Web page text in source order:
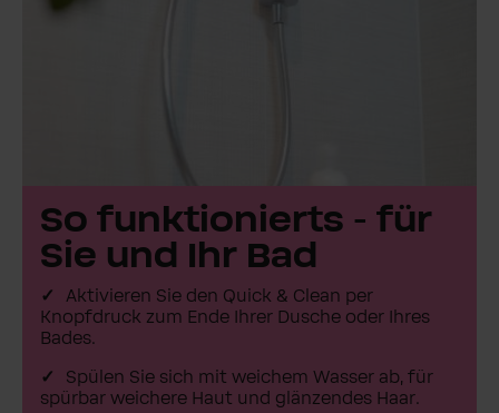
So funktionierts - für
Sie und Ihr Bad
Aktivieren Sie den Quick & Clean per
Knopfdruck zum Ende Ihrer Dusche oder Ihres
Bades.
Spülen Sie sich mit weichem Wasser ab, für
spürbar weichere Haut und glänzendes Haar.